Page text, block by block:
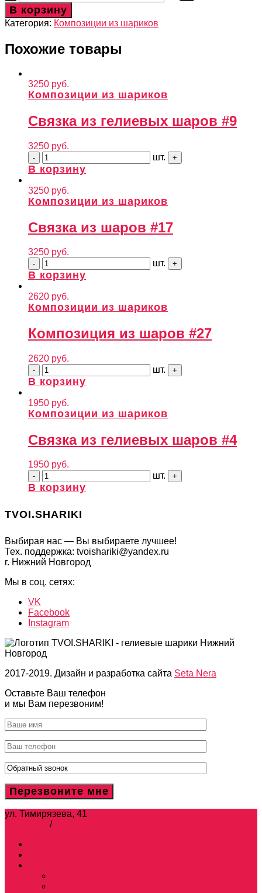
В корзину
Категория: Композиции из шариков
Похожие товары
3250 руб.
Композиции из шариков
Связка из гелиевых шаров #9
3250 руб.
шт.
В корзину
3250 руб.
Композиции из шариков
Связка из шаров #17
3250 руб.
шт.
В корзину
2620 руб.
Композиции из шариков
Композиция из шаров #27
2620 руб.
шт.
В корзину
1950 руб.
Композиции из шариков
Связка из гелиевых шаров #4
1950 руб.
шт.
В корзину
TVOI.SHARIKI
Выбирая нас — Вы выбираете лучшее!
Тех. поддержка: tvoishariki@yandex.ru
г. Нижний Новгород
Мы в соц. сетях:
VK
Facebook
Instagram
2017-2019. Дизайн и разработка сайта Seta Nera
Оставьте Ваш телефон
и мы Вам перезвоним!
ул. Тимирязева, 41
/